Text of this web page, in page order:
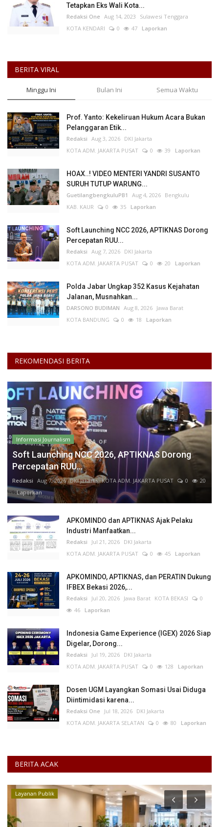
Tetapkan Eks Wali Kota...
Redaksi One Aug 14, 2023
Sulawesi Tenggara
KOTA KENDARI
0 47 Laporkan
BERITA VIRAL
Minggu Ini Bulan Ini Semua Waktu
Prof. Yanto: Kekeliruan Hukum Acara Bukan
Pelanggaran Etik...
Redaksi Aug 3, 2026 DKI Jakarta
KOTA ADM. JAKARTA PUSAT
0 39 Laporkan
HOAX..! VIDEO MENTERI YANDRI SUSANTO
SURUH TUTUP WARUNG...
GuetilangbengkuluPB1 Aug 4, 2026 Bengkulu
KAB. KAUR
0 35 Laporkan
Soft Launching NCC 2026, APTIKNAS Dorong
Percepatan RUU...
Redaksi Aug 7, 2026 DKI Jakarta
KOTA ADM. JAKARTA PUSAT
0 20 Laporkan
Polda Jabar Ungkap 352 Kasus Kejahatan
Jalanan, Musnahkan...
DARSONO BUDIMAN Aug 8, 2026 Jawa Barat
KOTA BANDUNG
0 18 Laporkan
REKOMENDASI BERITA
Informasi Journalism
Soft Launching NCC 2026, APTIKNAS Dorong
Percepatan RUU...
Redaksi Aug 7, 2026 DKI Jakarta KOTA ADM. JAKARTA PUSAT 0
20
Laporkan
APKOMINDO dan APTIKNAS Ajak Pelaku
Industri Manfaatkan...
Redaksi Jul 21, 2026 DKI Jakarta
KOTA ADM. JAKARTA PUSAT
0 45 Laporkan
APKOMINDO, APTIKNAS, dan PERATIN Dukung
IFBEX Bekasi 2026,...
Redaksi Jul 20, 2026 Jawa Barat KOTA BEKASI
0
46 Laporkan
Indonesia Game Experience (IGEX) 2026 Siap
Digelar, Dorong...
Redaksi Jul 19, 2026 DKI Jakarta
KOTA ADM. JAKARTA PUSAT
0 128 Laporkan
Dosen UGM Layangkan Somasi Usai Diduga
Diintimidasi karena...
Redaksi One Jul 18, 2026 DKI Jakarta
KOTA ADM. JAKARTA SELATAN
0 80 Laporkan
BERITA ACAK
Layanan Publik